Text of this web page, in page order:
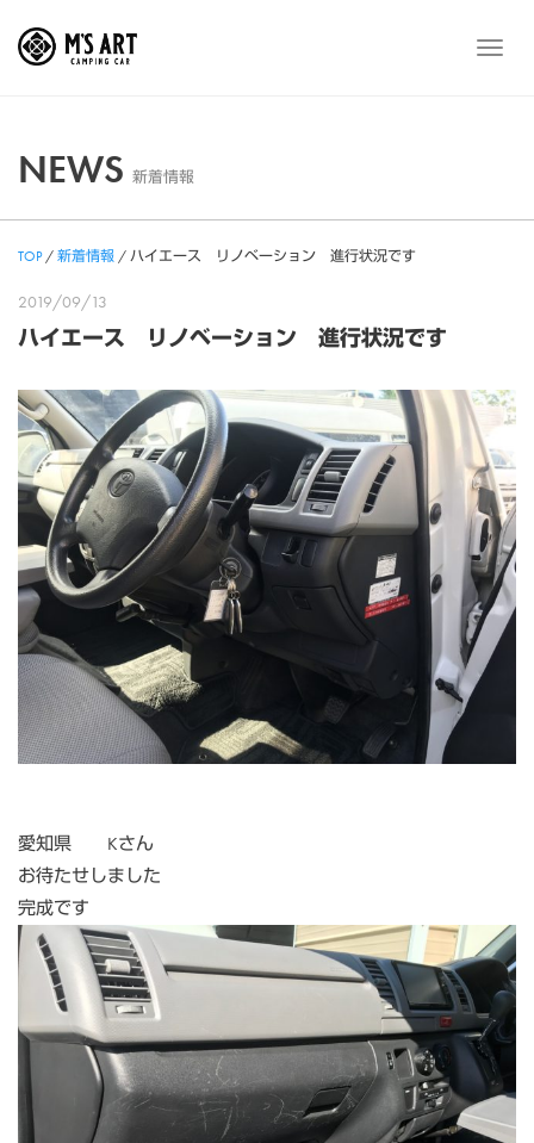
メ
NEWS 新着情報
TOP/新着情報 /ハイエース リノベーション 進行状況です
2019/09/13
ハイエース リノベーション 進行状況です
愛知県 Kさん
お待たせしました
完成です